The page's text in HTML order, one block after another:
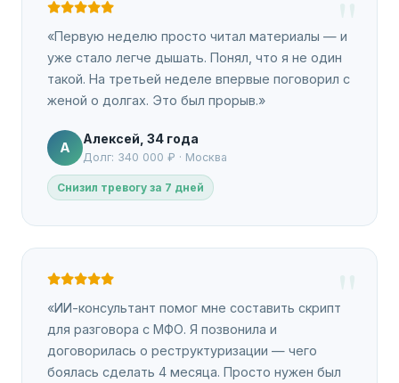
«Первую неделю просто читал материалы — и
уже стало легче дышать. Понял, что я не один
такой. На третьей неделе впервые поговорил с
женой о долгах. Это был прорыв.»
А
Алексей, 34 года
Долг: 340 000 ₽ · Москва
Снизил тревогу за 7 дней
«ИИ-консультант помог мне составить скрипт
для разговора с МФО. Я позвонила и
договорилась о реструктуризации — чего
боялась сделать 4 месяца. Просто нужен был